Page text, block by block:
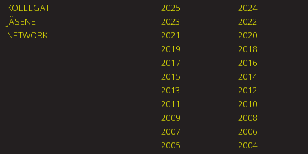
KOLLEGAT
JÄSENET
NETWORK
2025
2024
2023
2022
2021
2020
2019
2018
2017
2016
2015
2014
2013
2012
2011
2010
2009
2008
2007
2006
2005
2004